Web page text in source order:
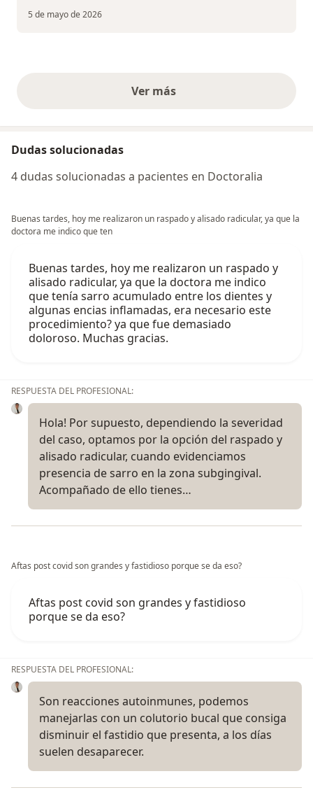
5 de mayo de 2026
Ver másopiniones anteriores
Dudas solucionadas
4 dudas solucionadas a pacientes en Doctoralia
Buenas tardes, hoy me realizaron un raspado y alisado radicular, ya que la
doctora me indico que ten
Buenas tardes, hoy me realizaron un raspado y
alisado radicular, ya que la doctora me indico
que tenía sarro acumulado entre los dientes y
algunas encias inflamadas, era necesario este
procedimiento? ya que fue demasiado
doloroso. Muchas gracias.
RESPUESTA DEL PROFESIONAL:
Hola! Por supuesto, dependiendo la severidad
del caso, optamos por la opción del raspado y
alisado radicular, cuando evidenciamos
presencia de sarro en la zona subgingival.
Acompañado de ello tienes…
Aftas post covid son grandes y fastidioso porque se da eso?
Aftas post covid son grandes y fastidioso
porque se da eso?
RESPUESTA DEL PROFESIONAL:
Son reacciones autoinmunes, podemos
manejarlas con un colutorio bucal que consiga
disminuir el fastidio que presenta, a los días
suelen desaparecer.